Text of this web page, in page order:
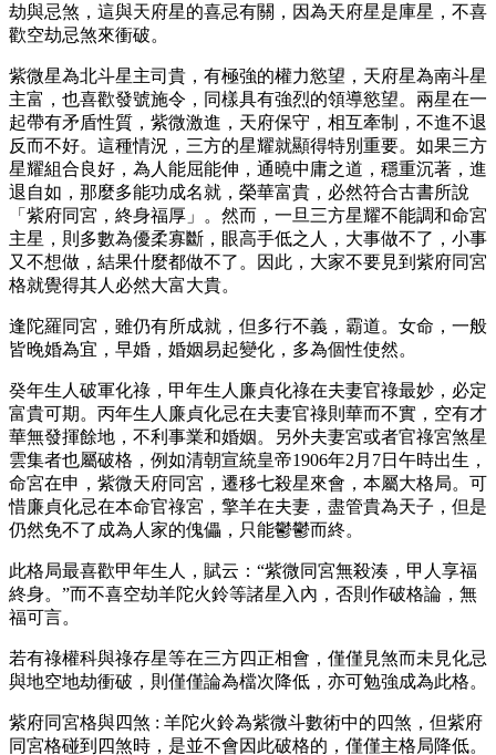
劫與忌煞，這與天府星的喜忌有關，因為天府星是庫星，不喜
歡空劫忌煞來衝破。
紫微星為北斗星主司貴，有極強的權力慾望，天府星為南斗星
主富，也喜歡發號施令，同樣具有強烈的領導慾望。兩星在一
起帶有矛盾性質，紫微激進，天府保守，相互牽制，不進不退
反而不好。這種情況，三方的星耀就顯得特別重要。如果三方
星耀組合良好，為人能屈能伸，通曉中庸之道，穩重沉著，進
退自如，那麼多能功成名就，榮華富貴，必然符合古書所說
「紫府同宮，終身福厚」。然而，一旦三方星耀不能調和命宮
主星，則多數為優柔寡斷，眼高手低之人，大事做不了，小事
又不想做，結果什麼都做不了。因此，大家不要見到紫府同宮
格就覺得其人必然大富大貴。
逢陀羅同宮，雖仍有所成就，但多行不義，霸道。女命，一般
皆晚婚為宜，早婚，婚姻易起變化，多為個性使然。
癸年生人破軍化祿，甲年生人廉貞化祿在夫妻官祿最妙，必定
富貴可期。丙年生人廉貞化忌在夫妻官祿則華而不實，空有才
華無發揮餘地，不利事業和婚姻。另外夫妻宮或者官祿宮煞星
雲集者也屬破格，例如清朝宣統皇帝1906年2月7日午時出生，
命宮在申，紫微天府同宮，遷移七殺星來會，本屬大格局。可
惜廉貞化忌在本命官祿宮，擎羊在夫妻，盡管貴為天子，但是
仍然免不了成為人家的傀儡，只能鬱鬱而終。
此格局最喜歡甲年生人，賦云：“紫微同宮無殺湊，甲人享福
終身。”而不喜空劫羊陀火鈴等諸星入內，否則作破格論，無
福可言。
若有祿權科與祿存星等在三方四正相會，僅僅見煞而未見化忌
與地空地劫衝破，則僅僅論為檔次降低，亦可勉強成為此格。
紫府同宮格與四煞 : 羊陀火鈴為紫微斗數術中的四煞，但紫府
同宮格碰到四煞時，是並不會因此破格的，僅僅主格局降低。